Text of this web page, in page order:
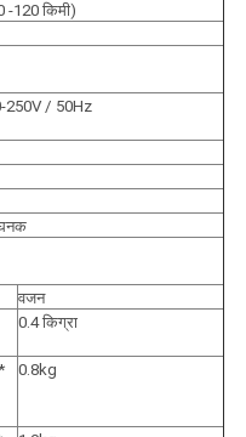
-120 किमी)
250V / 50Hz
वजन
0.4 किग्रा
0.8kg